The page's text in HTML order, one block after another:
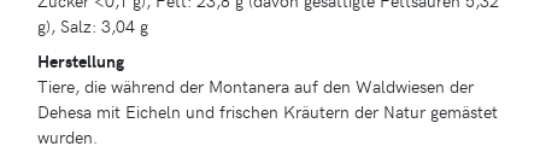
g), Salz: 3,04 g
Herstellung
Tiere, die während der Montanera auf den Waldwiesen der
Dehesa mit Eicheln und frischen Kräutern der Natur gemästet
wurden.